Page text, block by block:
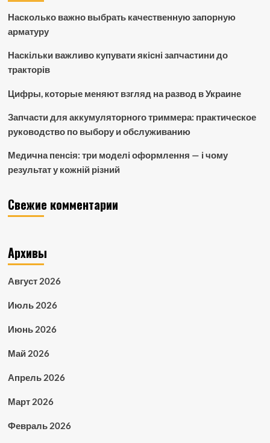
Насколько важно выбрать качественную запорную
арматуру
Наскільки важливо купувати якісні запчастини до
тракторів
Цифры, которые меняют взгляд на развод в Украине
Запчасти для аккумуляторного триммера: практическое
руководство по выбору и обслуживанию
Медична пенсія: три моделі оформлення — і чому
результат у кожній різний
Свежие комментарии
Архивы
Август 2026
Июль 2026
Июнь 2026
Май 2026
Апрель 2026
Март 2026
Февраль 2026